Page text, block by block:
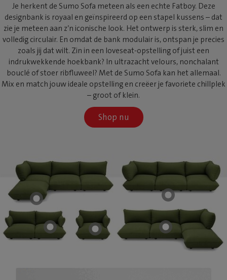
Je herkent de Sumo Sofa meteen als een echte Fatboy. Deze
designbank is royaal en geïnspireerd op een stapel kussens – dat
zie je meteen aan z’n iconische look. Het ontwerp is sterk, slim en
volledig circulair. En omdat de bank modulair is, ontspan je precies
zoals jij dat wilt. Zin in een loveseat-opstelling of juist een
indrukwekkende hoekbank? In ultrazacht velours, nonchalant
bouclé of stoer ribfluweel? Met de Sumo Sofa kan het allemaal.
Mix en match jouw ideale opstelling en creëer je favoriete chillplek
– groot of klein.
Shop nu